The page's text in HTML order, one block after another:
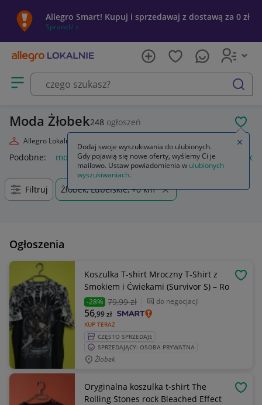
Allegro Smart! Kupuj i sprzedawaj z dostawą za 0 zł
Sprawdź »
Otwórz menu z kategoriami
szukaj
Moda Żłobek248 ogłoszeń
Allegro Lokalnie
Podobne: moda markowa moda 2026 moda damska
Filtruj Żłobek, Lubelskie, +0 km
Ogłoszenia
Koszulka T-shirt Mroczny T-Shirt z
Smokiem i Ćwiekami (Survivor S) – Ro
-28% 79,99 zł do negocjacji
KUP TERAZ
56,99zł
CZĘSTO SPRZEDAJE
SPRZEDAJĄCY: OSOBA PRYWATNA
Żłobek
Oryginalna koszulka t-shirt The
Rolling Stones rock Bleached Effect
Dodaj swoje wyszukiwania do ulubionych.
Gdy pojawią się nowe oferty, wyślemy Ci je
mailowo. Ustaw powiadomienia w ulubionych
wyszukiwaniach.